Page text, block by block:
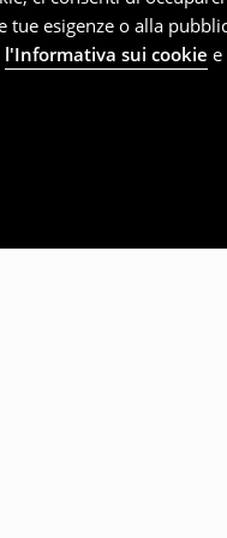
esigenze o alla
l'Informativa sui cookie e